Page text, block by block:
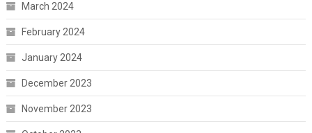
March 2024
February 2024
January 2024
December 2023
November 2023